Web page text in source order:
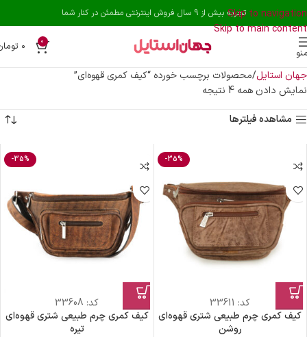
Skip to navigation
Skip to main content
تجربه بیش از 9 سال فروش اینترنتی مطمئن در کنار شما
0 ۰
جهان استایل محصولات برچسب خورده “کیف کمری قهوه‌ای”
نمایش دادن همه 4 نتیجه
مشاهده فیلترها
-35%
کد: 33611
کیف کمری چرم طبیعی شتری قهوه‌ای
روشن
-35%
کد: 33608
کیف کمری چرم طبیعی شتری قهوه‌ای
تیره